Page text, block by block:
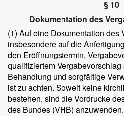
§ 10
Dokumentation des
(1) Auf eine Dokumentation des
insbesondere auf die
den Eröffnungstermin,
qualifiziertem
Behandlung und sorgfältige
ist zu achten. Soweit keine
bestehen, sind die Vordrucke
des Bundes (VHB) anzuwenden.